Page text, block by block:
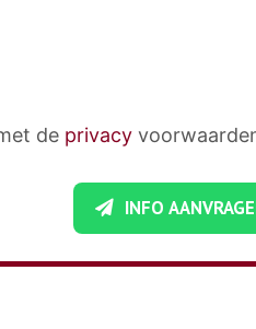
de privacy
INFO